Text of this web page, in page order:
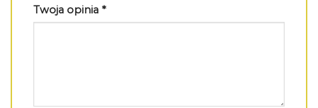
Twoja opinia *